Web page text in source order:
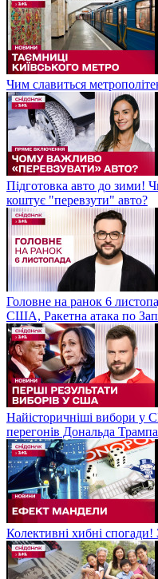
Чим славиться
Підготовка авто до зими!
коштує "перевзути" авто?
Головне на ранок 6
США, Ракетна атака по
Найісторичніші вибори у
перегонів Дональда
Колективні хибні